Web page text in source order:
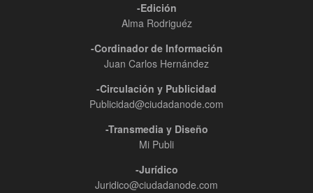
-Edición
Alma Rodriguéz
-Cordinador de Información
Juan Carlos Hernández
-Circulación y Publicidad
Publicidad@ciudadanode.com
-Transmedia y Diseño
Mi Publi
-Jurídico
Juridico@ciudadanode.com